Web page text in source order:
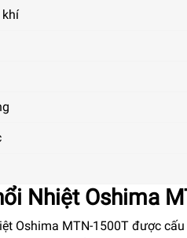
Nhiệt Oshima
Oshima MTN-1500T được